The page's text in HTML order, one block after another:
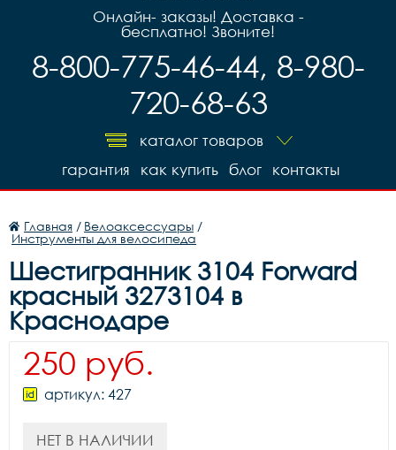
Онлайн- заказы! Доставка -
бесплатно! Звоните!
8-800-775-46-44, 8-980-
720-68-63
каталог товаров
контакты
блог
как купить
гарантия
Главная / Велоаксессуары /
Инструменты для велосипеда
Шестигранник 3104 Forward
красный 3273104 в
Краснодаре
250 руб.
артикул: 427
НЕТ В НАЛИЧИИ